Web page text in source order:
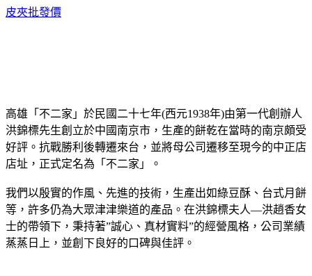
皮夾批發價
高雄「不二家」於民國二十七年(西元1938年)由第一代創辦人
洪錦標先生創立於中國南京市，生產的餅乾在當時的南京頗受
好評。抗戰勝利後轉遷來台，並將母公司遷移至現今的中正店
店址，正式定名為「不二家」。
我們以殷實的作風、先進的技術，生產出如綠豆酥、台式月餅
等，許多仍為大眾津津樂道的產品。在洪錦標夫人—洪趙香女
士的帶領下，秉持著”誠心、真材實料”的經營風格，公司業績
蒸蒸日上，並創下良好的口碑與佳評。